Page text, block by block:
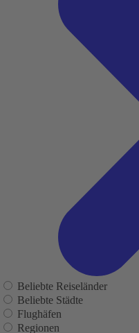
Beliebte Reiseländer
Beliebte Städte
Flughäfen
Regionen